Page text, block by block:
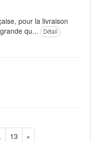
pour la livraison
qu...
Détail
13 »